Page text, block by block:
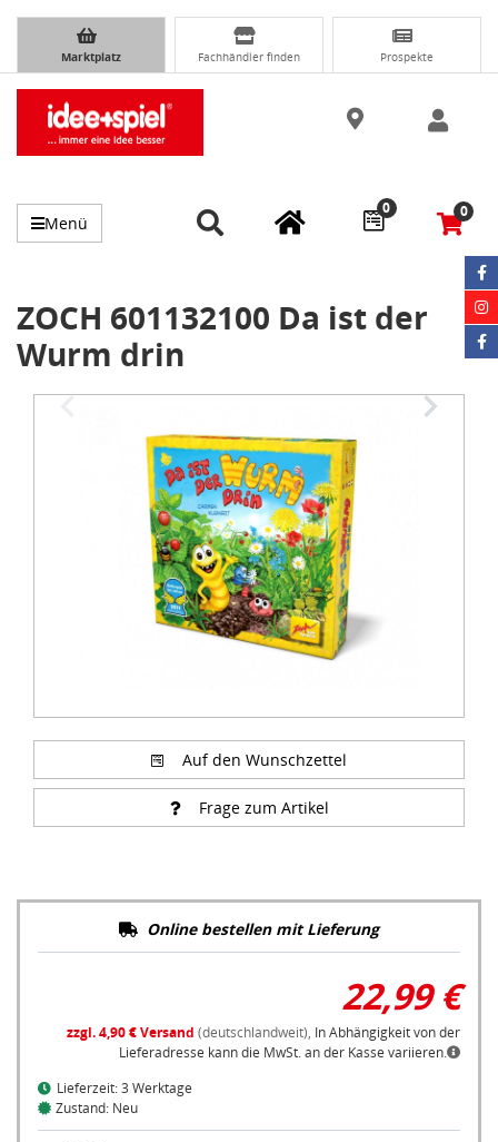
Marktplatz Fachhändler finden Prospekte
Menü
0 0
ZOCH 601132100 Da ist der
Wurm drin
Auf den Wunschzettel
Frage zum Artikel
Online bestellen mit Lieferung
22,99 €
zzgl. 4,90 € Versand (deutschlandweit), In Abhängigkeit von der
Lieferadresse kann die MwSt. an der Kasse variieren.
Lieferzeit: 3 Werktage
Zustand: Neu